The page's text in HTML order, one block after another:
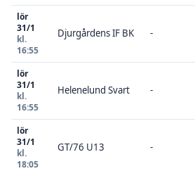
lör
31/1
kl.
16:55
Djurgårdens IF BK -
lör
31/1
kl.
16:55
Helenelund Svart -
lör
31/1
kl.
18:05
GT/76 U13 -